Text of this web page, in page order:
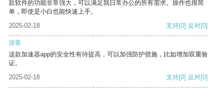
款软件的功能非常强大，可以满足我日常办公的所有需求。操作也很简
单，即使是小白也能快速上手。
2025-02-18
支持[0] 反对[0]
游客
这款加速器app的安全性有待提高，可以加强防护措施，比如增加双重验
证。
2025-02-18
支持[0] 反对[0]